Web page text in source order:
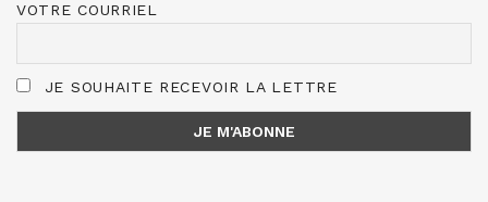
VOTRE COURRIEL
JE SOUHAITE RECEVOIR LA LETTRE